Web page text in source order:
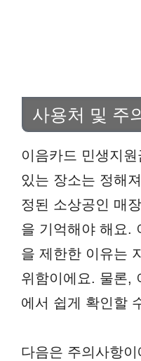
사용처 및 주
이음카드 민생지
있는 장소는 정해
정된 소상공인 매
을 기억해야 해요.
을 제한한 이유는
위함이에요. 물론,
에서 쉽게 확인할
다음은 주의사항이